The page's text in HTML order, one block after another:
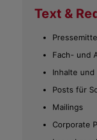
Text &
Fach- und
Inhalte
Posts für
Mailings
Corporate